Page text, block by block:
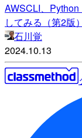
AWSCLI、
してみる（第2版）
石川覚
2024.10.13